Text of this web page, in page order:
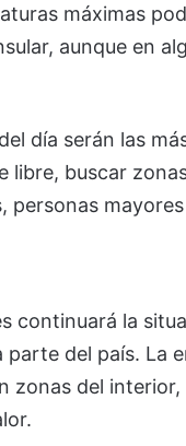
máximas
aunque en
día serán las
libre, buscar
personas
continuará la
del país. La
zonas del